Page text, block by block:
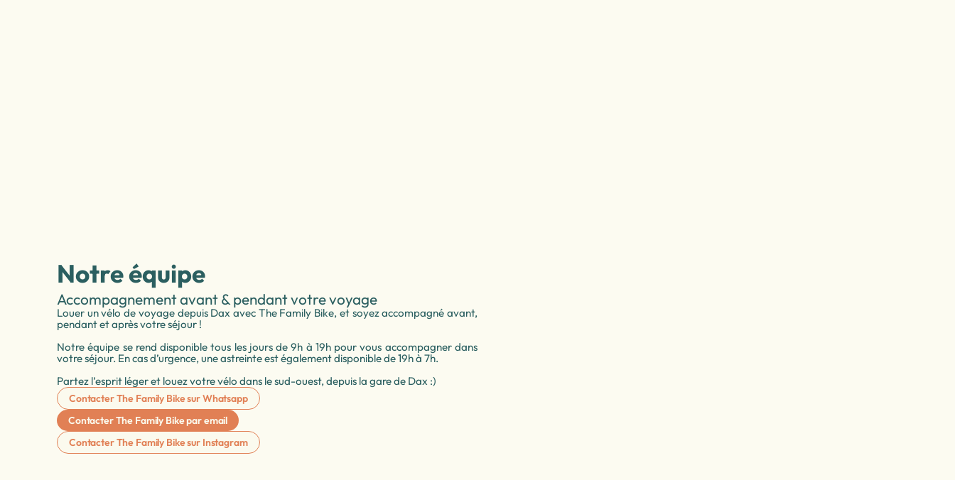
Notre équipe
Accompagnement avant & pendant votre voyage
Louer un vélo de voyage depuis Dax avec The Family Bike, et soyez accompagné avant,
pendant et après votre séjour !
Notre équipe se rend disponible tous les jours de 9h à 19h pour vous accompagner dans
votre séjour. En cas d’urgence, une astreinte est également disponible de 19h à 7h.
Partez l’esprit léger et louez votre vélo dans le sud-ouest, depuis la gare de Dax :)
Contacter The Family Bike sur Whatsapp
Contacter The Family Bike par email
Contacter The Family Bike sur Instagram